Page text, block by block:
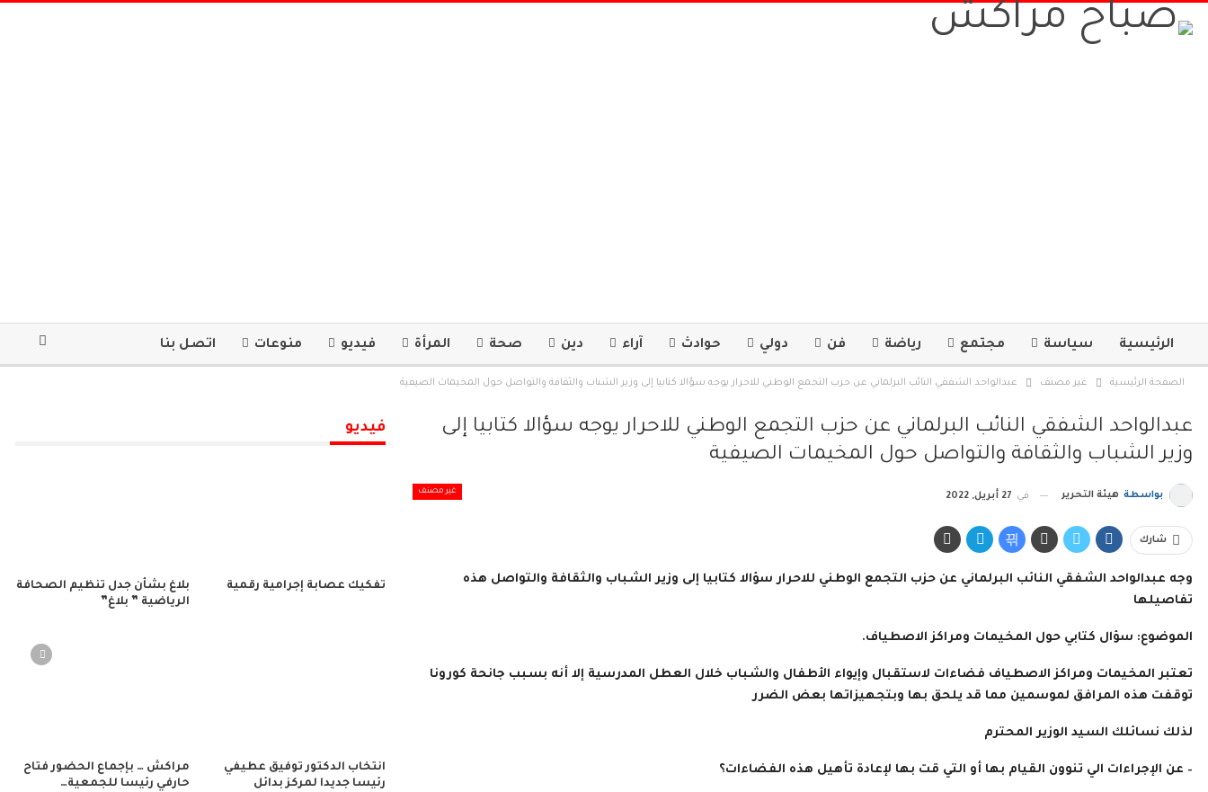
الرئيسية سياسة مجتمع رياضة فن دولي حوادث آراء دين صحة المرأة فيديو منوعات اتصل بنا
الصفحة الرئيسية غير مصنف عبدالواحد الشفقي النائب البرلماني عن حزب التجمع الوطني للاحرار يوجه سؤالا كتابيا إلى وزير الشباب والثقافة والتواصل حول المخيمات الصيفية
عبدالواحد الشفقي النائب البرلماني عن حزب التجمع الوطني للاحرار يوجه سؤالا كتابيا إلى
وزير الشباب والثقافة والتواصل حول المخيمات الصيفية
غير مصنف بواسطة هيئة التحرير في 27 أبريل, 2022
شارك
وجه عبدالواحد الشفقي النائب البرلماني عن حزب التجمع الوطني للاحرار سؤالا كتابيا إلى وزير الشباب والثقافة والتواصل هذه
تفاصيلها
الموضوع: سؤال كتابي حول المخيمات ومراكز الاصطياف.
تعتبر المخيمات ومراكز الاصطياف فضاءات لاستقبال وإيواء الأطفال والشباب خلال العطل المدرسية إلا أنه بسبب جانحة كورونا
توقفت هذه المرافق لموسمين مما قد يلحق بها وبتجهيزاتها بعض الضرر
لذلك نسائلك السيد الوزير المحترم
– عن الإجراءات الي تنوون القيام بها أو التي قت بها لإعادة تأهيل هذه الفضاءات؟
فيديو
تفكيك عصابة إجرامية رقمية
بلاغ بشأن جدل تنظيم الصحافة
الرياضية ” بلاغ”
انتخاب الدكتور توفيق عطيفي
رئيسا جديدا لمركز بدائل
مراكش … بإجماع الحضور فتاح
حارفي رئيسا للجمعية…